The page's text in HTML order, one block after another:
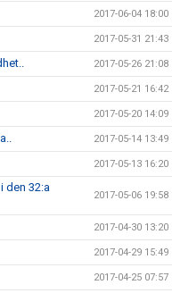
2017-06-04 18:00
2017-05-31 21:43
2017-05-26 21:08
2017-05-21 16:42
2017-05-20 14:09
2017-05-14 13:49
2017-05-13 16:20
den 32:a
2017-05-06 19:58
2017-04-30 13:20
2017-04-29 15:49
2017-04-25 07:57